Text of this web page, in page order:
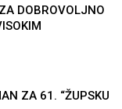
DOBROVOLJNO
ZA 61. “ŽUPSKU